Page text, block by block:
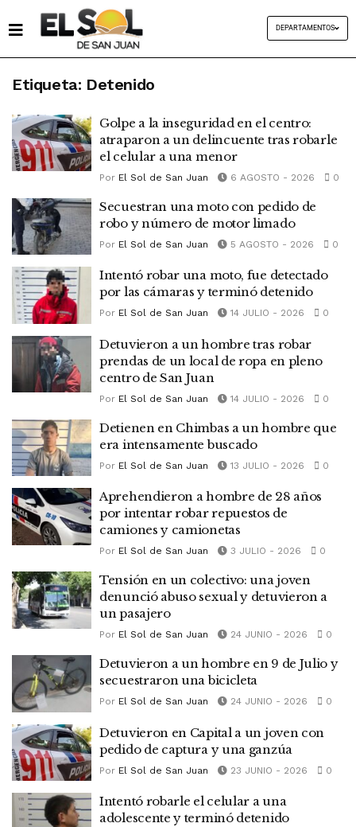
DEPARTAMENTOS
Etiqueta: Detenido
Golpe a la inseguridad en el centro:
atraparon a un delincuente tras robarle
el celular a una menor
Por El Sol de San Juan 6 AGOSTO - 2026 0
Secuestran una moto con pedido de
robo y número de motor limado
Por El Sol de San Juan 5 AGOSTO - 2026 0
Intentó robar una moto, fue detectado
por las cámaras y terminó detenido
Por El Sol de San Juan 14 JULIO - 2026 0
Detuvieron a un hombre tras robar
prendas de un local de ropa en pleno
centro de San Juan
Por El Sol de San Juan 14 JULIO - 2026 0
Detienen en Chimbas a un hombre que
era intensamente buscado
Por El Sol de San Juan 13 JULIO - 2026 0
Aprehendieron a hombre de 28 años
por intentar robar repuestos de
camiones y camionetas
Por El Sol de San Juan 3 JULIO - 2026 0
Tensión en un colectivo: una joven
denunció abuso sexual y detuvieron a
un pasajero
Por El Sol de San Juan 24 JUNIO - 2026 0
Detuvieron a un hombre en 9 de Julio y
secuestraron una bicicleta
Por El Sol de San Juan 24 JUNIO - 2026 0
Detuvieron en Capital a un joven con
pedido de captura y una ganzúa
Por El Sol de San Juan 23 JUNIO - 2026 0
Intentó robarle el celular a una
adolescente y terminó detenido